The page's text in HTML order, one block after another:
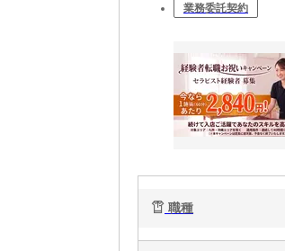
業務委託契約
職種